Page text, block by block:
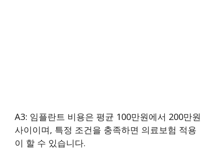
A3: 임플란트 비용은 평균 100만원에서 200만원
사이이며, 특정 조건을 충족하면 의료보험 적용
이 할 수 있습니다.